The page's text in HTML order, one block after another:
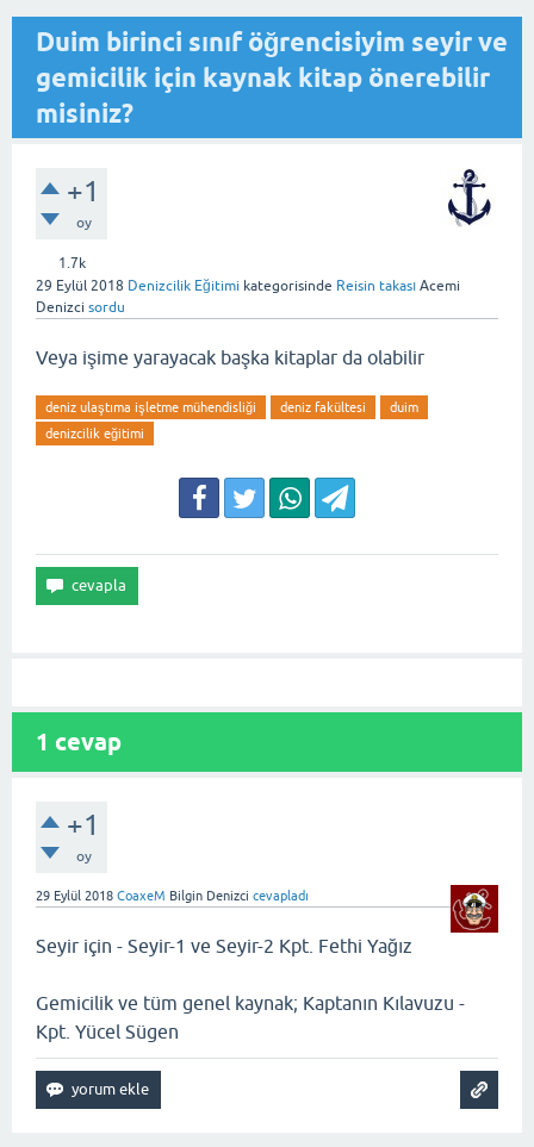
Duim birinci sınıf öğrencisiyim seyir ve
gemicilik için kaynak kitap önerebilir
misiniz?
+1
oy
1.7k
29 Eylül 2018 Denizcilik Eğitimi kategorisinde Reisin takası Acemi
Denizci sordu
Veya işime yarayacak başka kitaplar da olabilir
deniz ulaştıma işletme mühendisliği deniz fakültesi
duim
denizcilik eğitimi
1 cevap
+1
oy
29 Eylül 2018 CoaxeM Bilgin Denizci cevapladı
Seyir için - Seyir-1 ve Seyir-2 Kpt. Fethi Yağız
Gemicilik ve tüm genel kaynak; Kaptanın Kılavuzu -
Kpt. Yücel Sügen